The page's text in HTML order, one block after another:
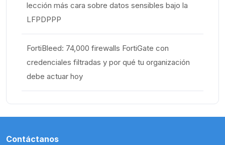
lección más cara sobre datos sensibles bajo la
LFPDPPP
FortiBleed: 74,000 firewalls FortiGate con
credenciales filtradas y por qué tu organización
debe actuar hoy
Contáctanos